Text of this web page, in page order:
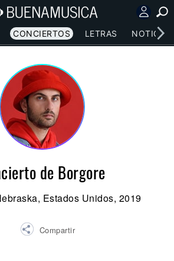
CONCIERTOS LETRAS NOTICIAS
de Borgore
Estados Unidos, 2019
Compartir